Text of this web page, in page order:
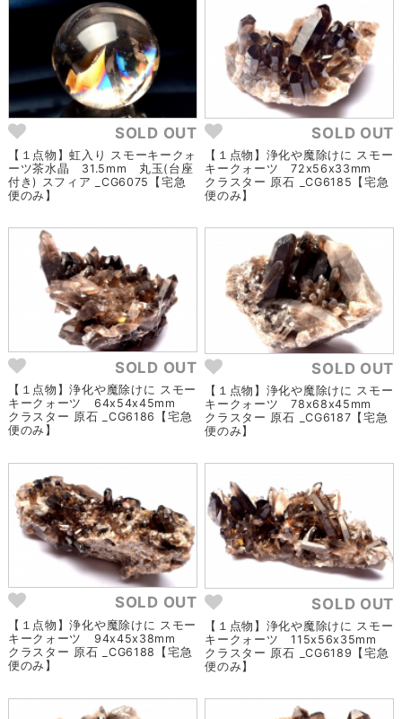
SOLD OUT
【１点物】虹入り スモーキークォ
ーツ茶水晶 31.5mm 丸玉(台座
付き) スフィア _CG6075【宅急
便のみ】
SOLD OUT
【１点物】浄化や魔除けに スモー
キークォーツ 72x56x33mm
クラスター 原石 _CG6185【宅急
便のみ】
SOLD OUT
【１点物】浄化や魔除けに スモー
キークォーツ 64x54x45mm
クラスター 原石 _CG6186【宅急
便のみ】
SOLD OUT
【１点物】浄化や魔除けに スモー
キークォーツ 78x68x45mm
クラスター 原石 _CG6187【宅急
便のみ】
SOLD OUT
【１点物】浄化や魔除けに スモー
キークォーツ 94x45x38mm
クラスター 原石 _CG6188【宅急
便のみ】
SOLD OUT
【１点物】浄化や魔除けに スモー
キークォーツ 115x56x35mm
クラスター 原石 _CG6189【宅急
便のみ】